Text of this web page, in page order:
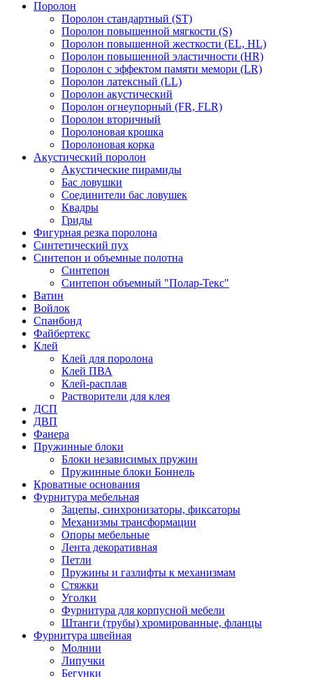
Поролон
Поролон стандартный (ST)
Поролон повышенной мягкости (S)
Поролон повышенной жесткости (EL, HL)
Поролон повышенной эластичности (HR)
Поролон с эффектом памяти мемори (LR)
Поролон латексный (LL)
Поролон акустический
Поролон огнеупорный (FR, FLR)
Поролон вторичный
Поролоновая крошка
Поролоновая корка
Акустический поролон
Акустические пирамиды
Бас ловушки
Соединители бас ловушек
Квадры
Гриды
Фигурная резка поролона
Синтетический пух
Синтепон и объемные полотна
Синтепон
Синтепон объемный "Полар-Текс"
Ватин
Войлок
Спанбонд
Файбертекс
Клей
Клей для поролона
Клей ПВА
Клей-расплав
Растворители для клея
ДСП
ДВП
Фанера
Пружинные блоки
Блоки независимых пружин
Пружинные блоки Боннель
Кроватные основания
Фурнитура мебельная
Зацепы, синхронизаторы, фиксаторы
Механизмы трансформации
Опоры мебельные
Лента декоративная
Петли
Пружины и газлифты к механизмам
Стяжки
Уголки
Фурнитура для корпусной мебели
Штанги (трубы) хромированные, фланцы
Фурнитура швейная
Молнии
Липучки
Бегунки